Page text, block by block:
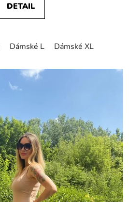
DETAIL
Dámské L Dámské XL